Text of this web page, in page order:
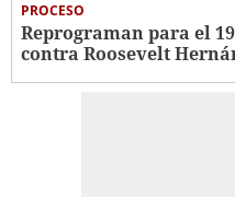
PROCESO
Reprograman para el
contra Roosevelt